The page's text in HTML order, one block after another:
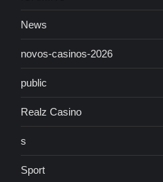
News
novos-casinos-2026
public
Realz Casino
s
Sport